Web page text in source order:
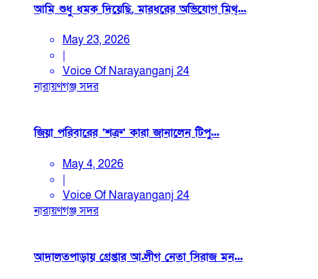
আমি শুধু ধমক দিয়েছি, মারধরের অভিযোগ মিথ্...
May 23, 2026
|
Voice Of Narayanganj 24
নারায়ণগঞ্জ সদর
জিয়া পরিবারের ‘শত্রু’ কারা জানালেন টিপু...
May 4, 2026
|
Voice Of Narayanganj 24
নারায়ণগঞ্জ সদর
আদালতপাড়ায় গ্রেপ্তার আ.লীগ নেতা সিরাজ মন...